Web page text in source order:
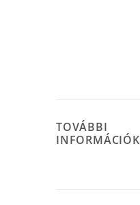
TOVÁBBI
INFORMÁCIÓK